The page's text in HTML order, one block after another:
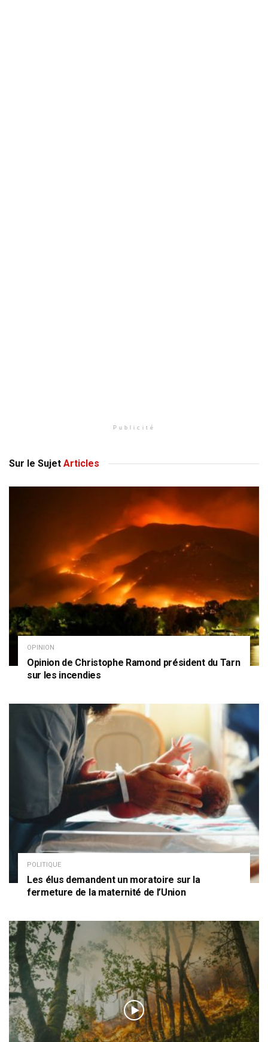
Publicité
Sur le Sujet Articles
OPINION
Opinion de Christophe Ramond président du Tarn
sur les incendies
POLITIQUE
Les élus demandent un moratoire sur la
fermeture de la maternité de l’Union